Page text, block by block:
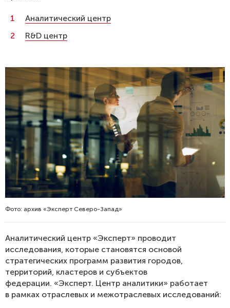
Аналитический центр
R&D центр
Фото: архив «Эксперт Северо-Запад»
Аналитический центр «Эксперт» проводит
исследования, которые становятся основой
стратегических программ развития городов,
территорий, кластеров и субъектов
федерации. «Эксперт. Центр аналитики» работает
в рамках отраслевых и межотраслевых исследований: